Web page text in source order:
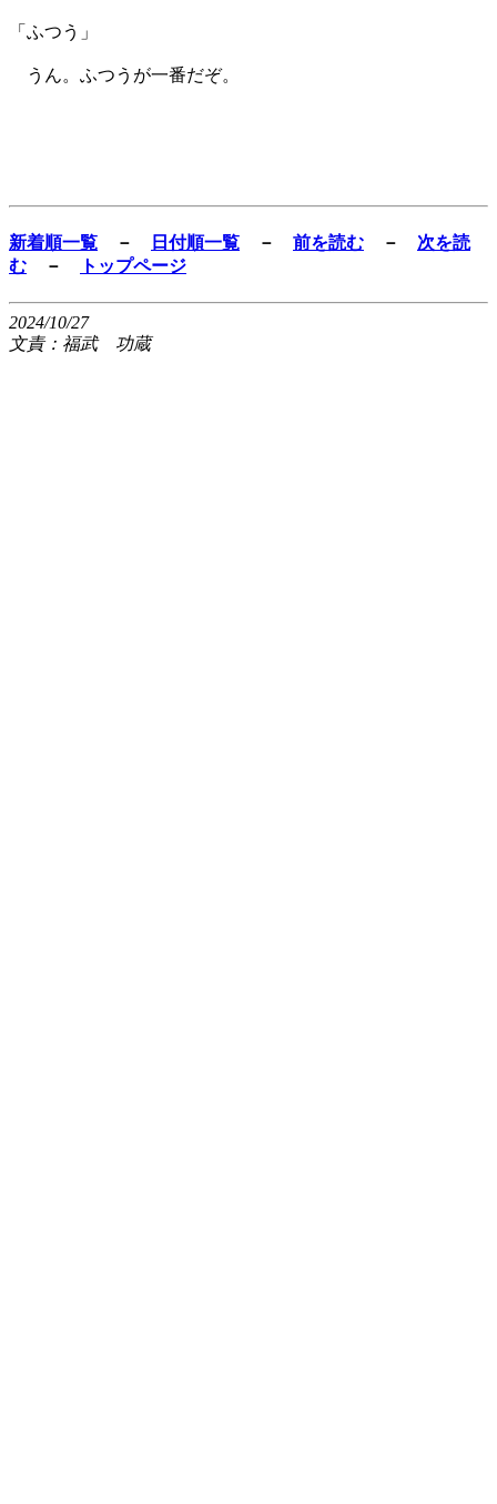
「ふつう」
うん。ふつうが一番だぞ。
新着順一覧 － 日付順一覧 － 前を読む － 次を読
む － トップページ
2024/10/27
文責：福武 功蔵